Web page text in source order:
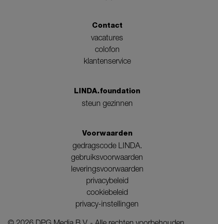
Contact
vacatures
colofon
klantenservice
LINDA.foundation
steun gezinnen
Voorwaarden
gedragscode LINDA.
gebruiksvoorwaarden
leveringsvoorwaarden
privacybeleid
cookiebeleid
privacy-instellingen